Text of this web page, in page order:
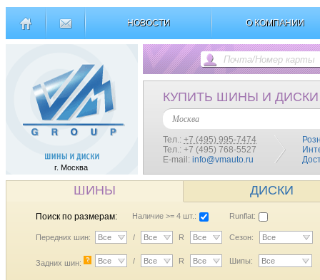
НОВОСТИ О КОМПАНИИ
г. Москва
КУПИТЬ ШИНЫ И ДИСКИ
Москва
Тел.: +7 (495) 995-7474
Тел.: +7 (495) 768-5527
E-mail: info@vmauto.ru
ШИНЫ ДИСКИ
Поиск по размерам: Наличие >= 4 шт.: Runflat:
Передних шин: Все / Все R Все Сезон: Все
Задних шин: ? Все / Все R Все Шипы: Все